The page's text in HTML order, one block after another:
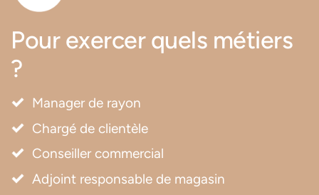
Pour exercer quels métiers
?
Manager de rayon
Chargé de clientèle
Conseiller commercial
Adjoint responsable de magasin